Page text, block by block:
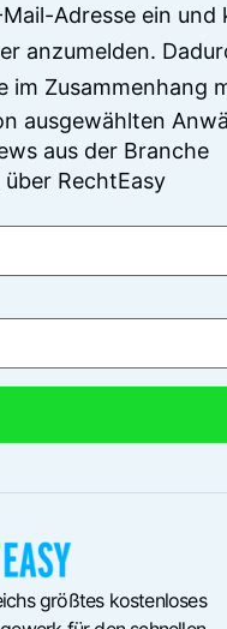
Adresse ein
anzumelden.
im Zusammenhang
ausgewählten
aus der Branche
RechtEasy
größtes kostenloses